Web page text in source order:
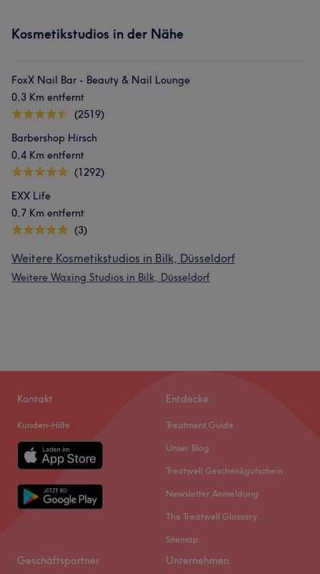
Kosmetikstudios in der Nähe
FoxX Nail Bar - Beauty & Nail Lounge
0,3 Km entfernt
(2519)
Barbershop Hirsch
0,4 Km entfernt
(1292)
EXX Life
0,7 Km entfernt
(3)
Weitere Kosmetikstudios in Bilk, Düsseldorf
Weitere Waxing Studios in Bilk, Düsseldorf
Kontakt
Kunden-Hilfe
Entdecke
Treatment Guide
Unser Blog
Treatwell Geschenkgutschein
Newsletter Anmeldung
The Treatwell Glossary
Sitemap
Geschäftspartner Unternehmen